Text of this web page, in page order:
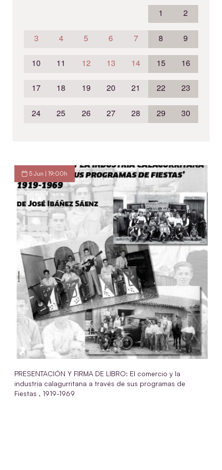
1
2
3 4 5 6 7 8 9
10 11 12 13 14 15 16
17 18 19 20 21 22 23
24 25 26 27 28 29 30
5 Jun | 19:00h
PRESENTACIÓN Y FIRMA DE LIBRO: El comercio y la
industria calagurritana a través de sus programas de
Fiestas , 1919-1969